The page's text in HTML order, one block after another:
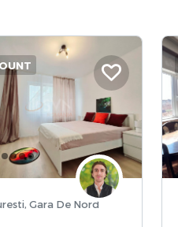
Bucuresti, Gara De Nord